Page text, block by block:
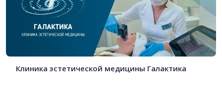
Клиника эстетической медицины Галактика